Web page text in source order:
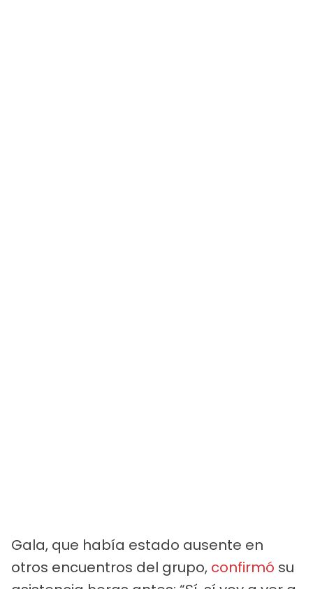
Gala, que había estado ausente en
otros encuentros del grupo, confirmó su